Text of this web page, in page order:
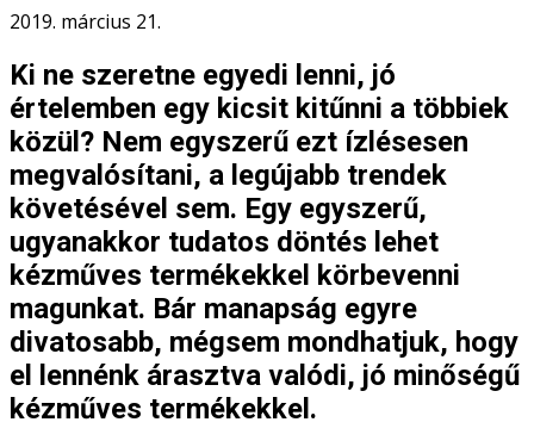
2019. március 21.
Ki ne szeretne egyedi lenni, jó
értelemben egy kicsit kitűnni a többiek
közül? Nem egyszerű ezt ízlésesen
megvalósítani, a legújabb trendek
követésével sem. Egy egyszerű,
ugyanakkor tudatos döntés lehet
kézműves termékekkel körbevenni
magunkat. Bár manapság egyre
divatosabb, mégsem mondhatjuk, hogy
el lennénk árasztva valódi, jó minőségű
kézműves termékekkel.